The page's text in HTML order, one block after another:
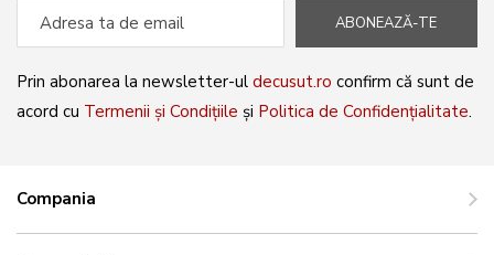
ABONEAZĂ-TE
Prin abonarea la newsletter-ul decusut.ro confirm că sunt de
acord cu Termenii și Condițiile și Politica de Confidențialitate.
Compania